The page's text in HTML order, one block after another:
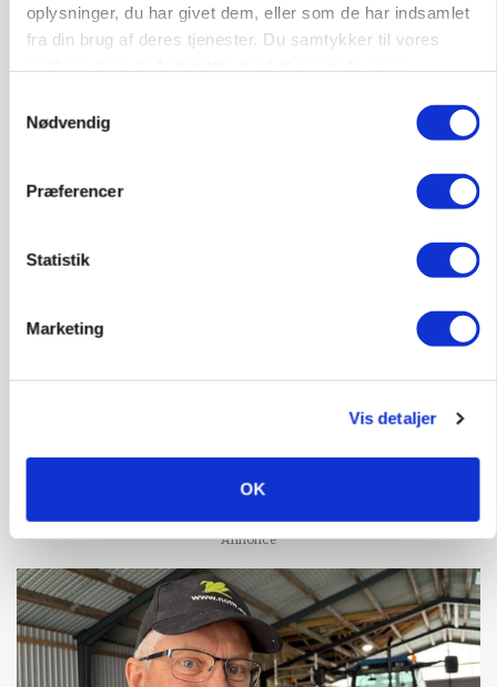
oplysninger, du har givet dem, eller som de har indsamlet
fra din brug af deres tjenester. Du samtykker til vores
Nødvendig
Præferencer
Statistik
Marketing
Vis detaljer
OK
Rådgiver om DB-Tjek: Små justeringer kan give
store besparelser
Russisk mælkepris dykker 23 procent
Annonce